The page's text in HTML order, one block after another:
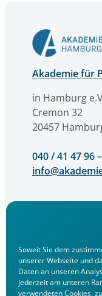
Soweit Sie dem
unserer Webseite und
Daten an unseren
jederzeit am unteren
verwendeten Cookies,
Akademie für
in Hamburg
Cremon 32
20457
040 / 41 47 96